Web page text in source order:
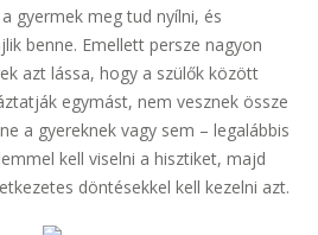
gyermek meg tud nyílni, és
benne. Emellett persze nagyon
azt lássa, hogy a szülők között
egymást, nem vesznek össze
a gyereknek vagy sem – legalábbis
kell viselni a hisztiket, majd
döntésekkel kell kezelni azt.